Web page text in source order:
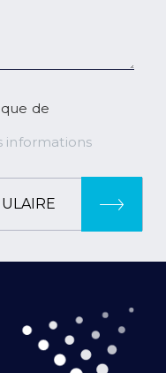
de
informations